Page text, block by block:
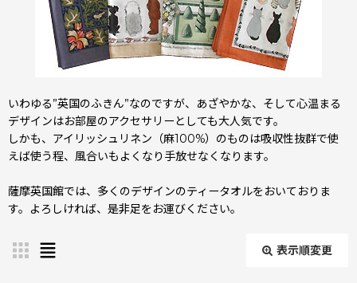
いわゆる”英国のふきん”なのですが、あざやかな、そして心温まる
デザインはお部屋のアクセサリーとしても大人気です。
しかも、アイリッシュリネン（麻100%）のものは吸収性抜群で使
えば使う程、風合いもよくなり手放せなくなります。
薩摩英国館では、多くのデザインのティータオルをおいておりま
す。よろしければ、是非足をお運びください。
表示順変更